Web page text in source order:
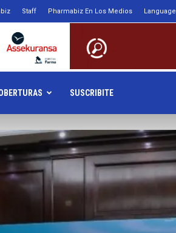
Staff Pharmabiz En Los Medios Language
SUSCRIBITE